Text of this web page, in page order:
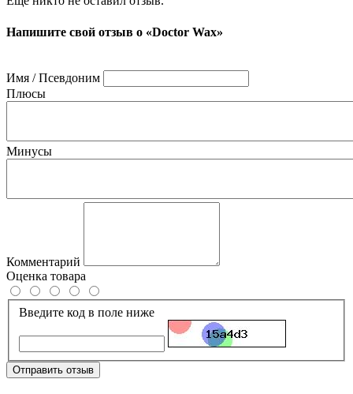
Напишите свой отзыв о «Doctor Wax»
Имя / Псевдоним
Плюсы
Минусы
Комментарий
Оценка товара
Введите код в поле ниже
Отправить отзыв